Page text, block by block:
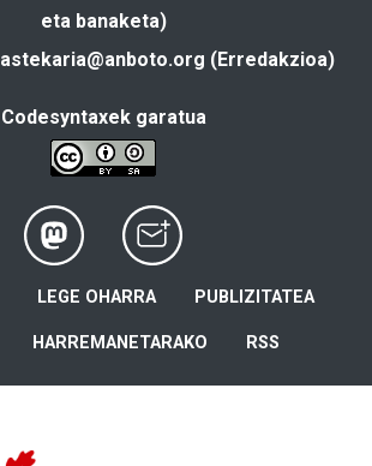
eta banaketa)
astekaria@anboto.org (Erredakzioa)
Codesyntaxek garatua
LEGE OHARRA PUBLIZITATEA
HARREMANETARAKO RSS